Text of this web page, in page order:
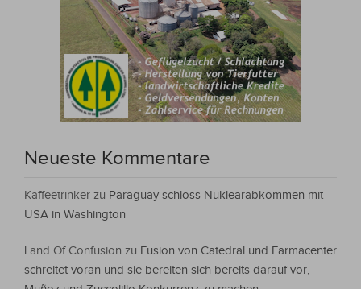
Neueste Kommentare
Kaffeetrinker zu Paraguay schloss Nuklearabkommen mit
USA in Washington
Land Of Confusion zu Fusion von Catedral und Farmacenter
schreitet voran und sie bereiten sich bereits darauf vor,